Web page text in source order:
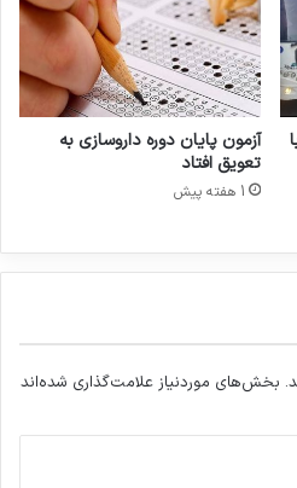
درمان مجلس، ابراز
بین‌المللی و برنامه‌ریزی
به زودی برطرف و
و پایدار برای
مجلس،
آزمون پایان دوره داروسازی به
تعویق افتاد
1 هفته پیش
بخش‌های موردنیاز علامت‌گذاری شده‌اند